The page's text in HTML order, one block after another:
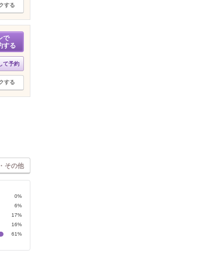
する
で
する
て予約
する
その他
0%
6%
17%
16%
61%